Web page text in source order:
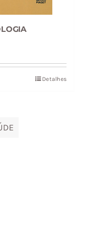
Detalhes